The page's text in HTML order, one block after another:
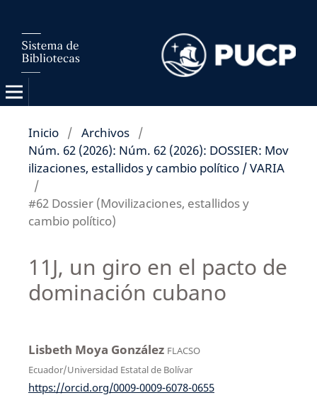
Inicio / Archivos /
Núm. 62 (2026): Núm. 62 (2026): DOSSIER: Mov
ilizaciones, estallidos y cambio político / VARIA
/
#62 Dossier (Movilizaciones, estallidos y
cambio político)
11J, un giro en el pacto de
dominación cubano
Lisbeth Moya González FLACSO
Ecuador/Universidad Estatal de Bolívar
https://orcid.org/0009-0009-6078-0655